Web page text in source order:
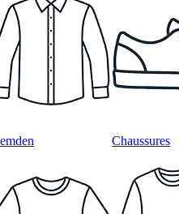
Chaussures